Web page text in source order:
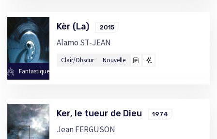
Fantastique
Kèr (La) 2015
Alamo ST-JEAN
Clair/Obscur Nouvelle
Ker, le tueur de Dieu 1974
Jean FERGUSON